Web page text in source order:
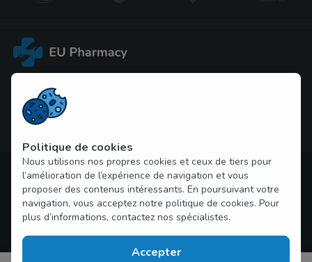
À propos de nous
Questions et réponses
Droit d'auteur © 2026 problemes-erection.com Tous droits
réservés
Politique de cookies
Nous utilisons nos propres cookies et ceux de tiers pour
l’amélioration de l’expérience de navigation et vous
proposer des contenus intéressants. En poursuivant votre
navigation, vous acceptez notre politique de cookies. Pour
plus d’informations, contactez nos spécialistes.
Accepter